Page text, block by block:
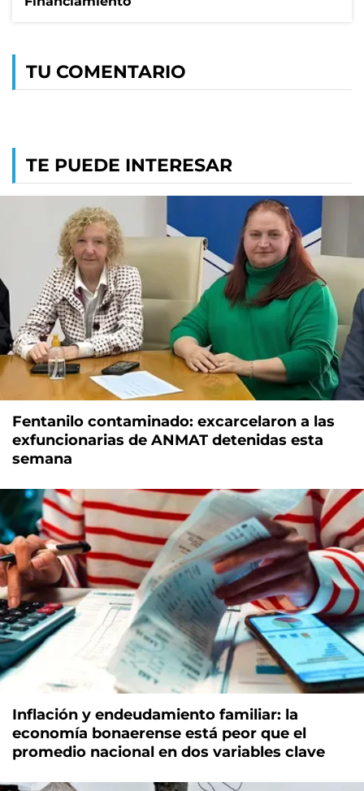
TU COMENTARIO
TE PUEDE INTERESAR
Fentanilo contaminado: excarcelaron a las
exfuncionarias de ANMAT detenidas esta
semana
Inflación y endeudamiento familiar: la
economía bonaerense está peor que el
promedio nacional en dos variables clave